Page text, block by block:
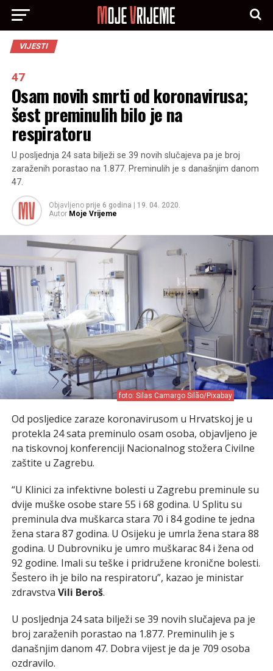
VIJESTI
47
Osam novih smrti od koronavirusa;
šest preminulih bilo je na
respiratoru
U posljednja 24 sata bilježi se 39 novih slučajeva pa je broj
zaraženih porastao na 1.877. Preminulih je s današnjim danom
47.
Objavljeno prije 6 godina
19. 04. 2020.
Autor Moje Vrijeme
foto: Silas Camargo Silão/Pixabay
Od posljedice zaraze koronavirusom u Hrvatskoj je u
protekla 24 sata preminulo osam osoba, objavljeno je
na tiskovnoj konferenciji Nacionalnog stožera Civilne
zaštite u Zagrebu.
“U Klinici za infektivne bolesti u Zagrebu preminule su
dvije muške osobe stare 55 i 68 godina. U Splitu su
preminula dva muškarca stara 70 i 84 godine te jedna
žena stara 87 godina. U Osijeku je umrla žena stara 88
godina. U Dubrovniku je umro muškarac 84 i žena od
92 godine. Imali su teške i pridružene kronične bolesti.
Šestero ih je bilo na respiratoru”, kazao je ministar
zdravstva Vili Beroš.
U posljednja 24 sata bilježi se 39 novih slučajeva pa je
broj zaraženih porastao na 1.877. Preminulih je s
današnjim danom 47. Dobra vijest je da je 709 osoba
ozdravilo.